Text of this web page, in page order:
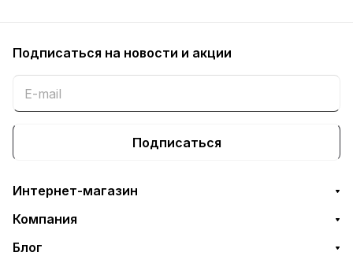
Подписаться на новости и акции
Подписаться
Интернет-магазин
Компания
Блог